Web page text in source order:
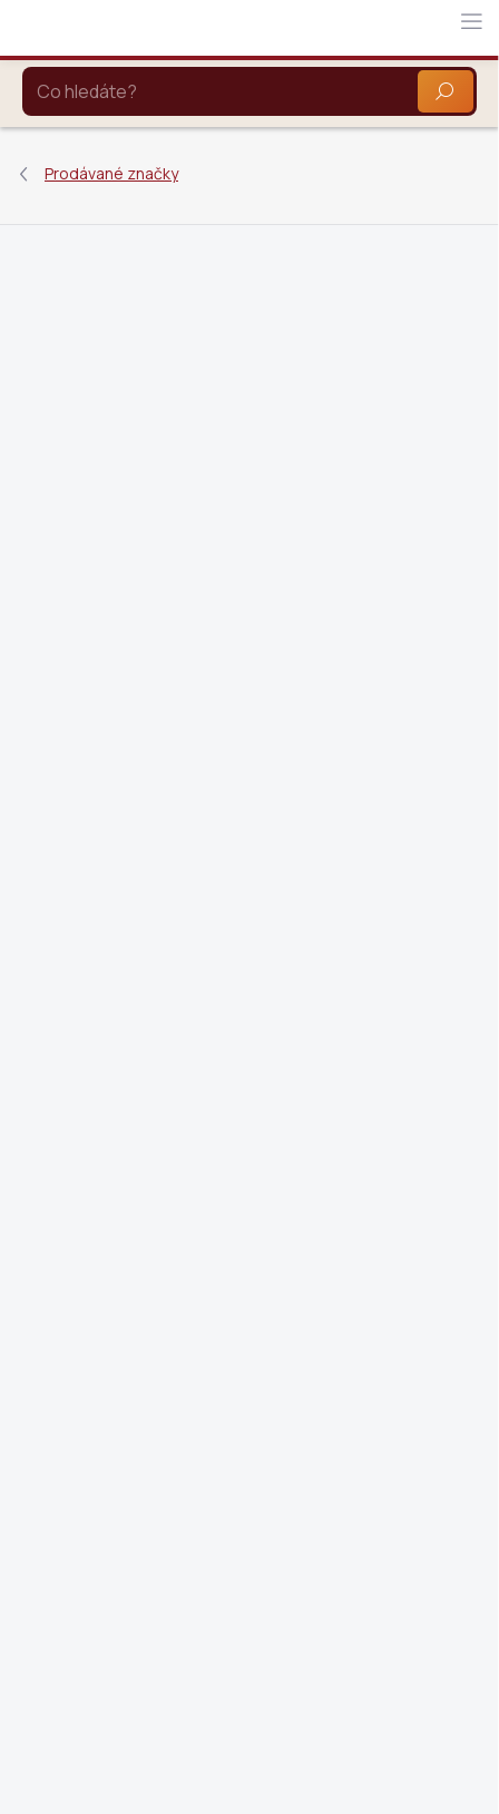
obsah
HLEDAT
Prodávané značky